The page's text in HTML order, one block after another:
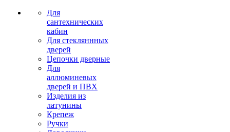
Для
сантехнических
кабин
Для стекляннных
дверей
Цепочки дверные
Для
аллюминевых
дверей и ПВХ
Изделия из
латунины
Крепеж
Ручки